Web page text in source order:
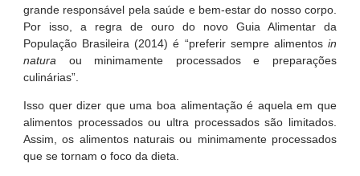
grande responsável pela saúde e bem-estar do nosso corpo.
Por isso, a regra de ouro do novo Guia Alimentar da
População Brasileira (2014) é “preferir sempre alimentos in
natura ou minimamente processados e preparações
culinárias”.
Isso quer dizer que uma boa alimentação é aquela em que
alimentos processados ou ultra processados são limitados.
Assim, os alimentos naturais ou minimamente processados
que se tornam o foco da dieta.